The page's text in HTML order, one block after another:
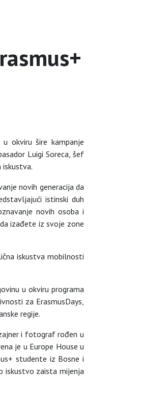
okviru šire kampanje
Luigi Soreca, šef
iskustva.
novih generacija da
istinski duh
novih osoba i
izađete iz svoje zone
iskustva mobilnosti
u okviru programa
za ErasmusDays,
regije.
i fotograf rođen u
je u Europe House u
studente iz Bosne i
iskustvo zaista mijenja